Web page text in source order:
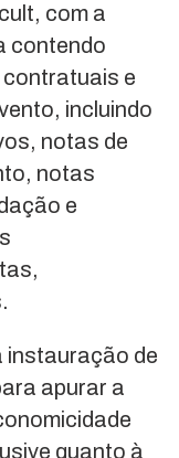
com a
contendo
e
incluindo
notas de
notas
e
instauração de
apurar a
quanto à